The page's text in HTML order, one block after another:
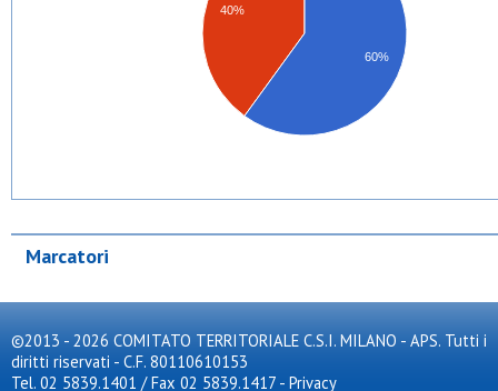
40%
60%
Marcatori
©2013 - 2026 COMITATO TERRITORIALE C.S.I. MILANO - APS. Tutti i
diritti riservati - C.F. 80110610153
Tel. 02 5839.1401 / Fax 02 5839.1417 - Privacy